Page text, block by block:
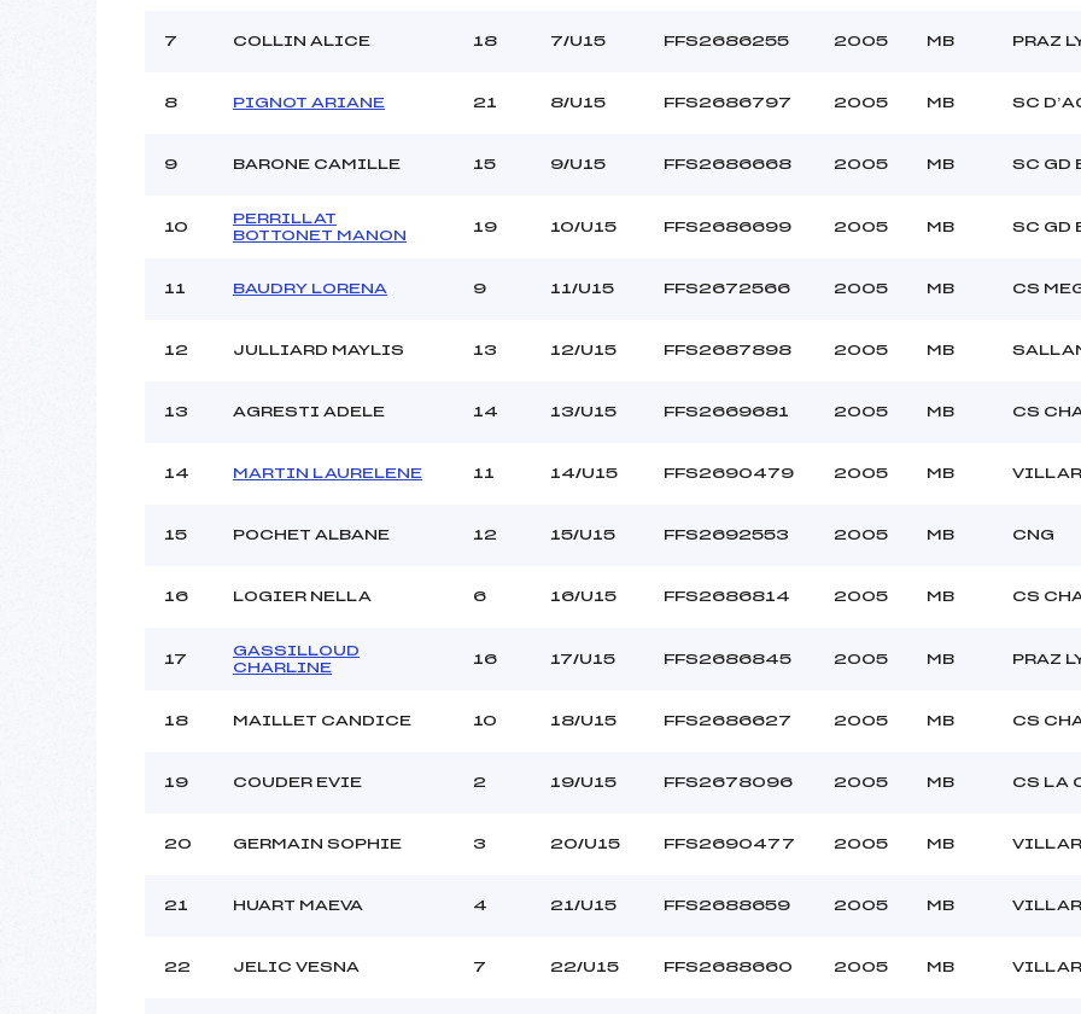
7 COLLIN ALICE 18 7/U15 FFS2686255 2005 MB PRAZ
8 PIGNOT ARIANE 21 8/U15 FFS2686797 2005 MB SC
9 BARONE CAMILLE 15 9/U15 FFS2686668 2005 MB SC GD
10
PERRILLAT
BOTTONET MANON
19 10/U15 FFS2686699 2005 MB SC GD
11 BAUDRY LORENA 9 11/U15 FFS2672566 2005 MB CS
12 JULLIARD MAYLIS 13 12/U15 FFS2687898 2005 MB
13 AGRESTI ADELE 14 13/U15 FFS2669681 2005 MB CS
14 MARTIN LAURELENE 11 14/U15 FFS2690479 2005 MB
15 POCHET ALBANE 12 15/U15 FFS2692553 2005 MB CNG
16 LOGIER NELLA 6 16/U15 FFS2686814 2005 MB CS
17
GASSILLOUD
CHARLINE
16 17/U15 FFS2686845 2005 MB PRAZ
18 MAILLET CANDICE 10 18/U15 FFS2686627 2005 MB CS
19 COUDER EVIE 2 19/U15 FFS2678096 2005 MB CS LA
20 GERMAIN SOPHIE 3 20/U15 FFS2690477 2005 MB
21 HUART MAEVA 4 21/U15 FFS2688659 2005 MB
22 JELIC VESNA 7 22/U15 FFS2688660 2005 MB